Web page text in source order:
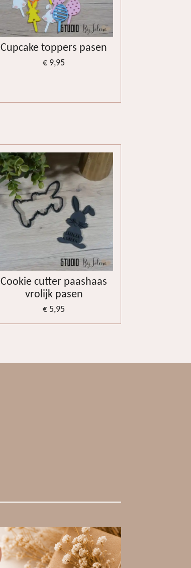
Cupcake toppers pasen
€ 9,95
Cookie cutter paashaas
vrolijk pasen
€ 5,95